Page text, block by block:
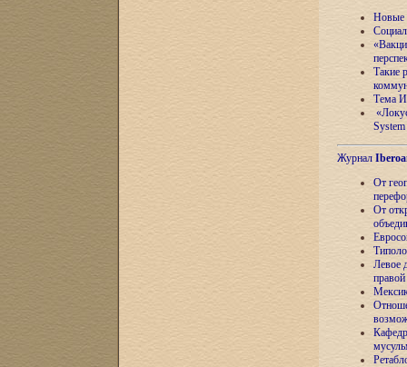
Новые
Такие
Тема
Журнал
От
От
Левое